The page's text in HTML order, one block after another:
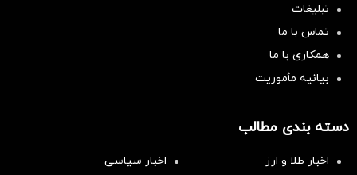
تبلیغات
تماس با ما
همکاری با ما
بیانیه مأموریت
دسته بندی مطالب
اخبار طلا و ارز
اخبار سیاسی